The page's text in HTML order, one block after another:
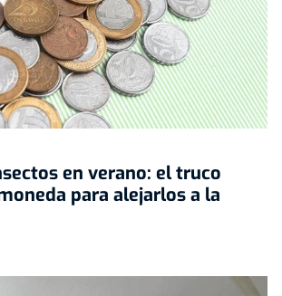
en verano: el truco
para alejarlos a la